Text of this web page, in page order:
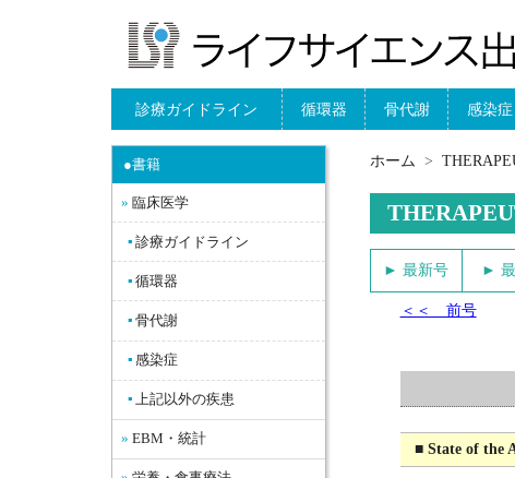
診療ガイドライン 循環器 骨代謝 感染症
●書籍
臨床医学
診療ガイドライン
循環器
骨代謝
感染症
上記以外の疾患
EBM・統計
ホーム
► 最新号 ►
＜＜ 前号
■ State of the